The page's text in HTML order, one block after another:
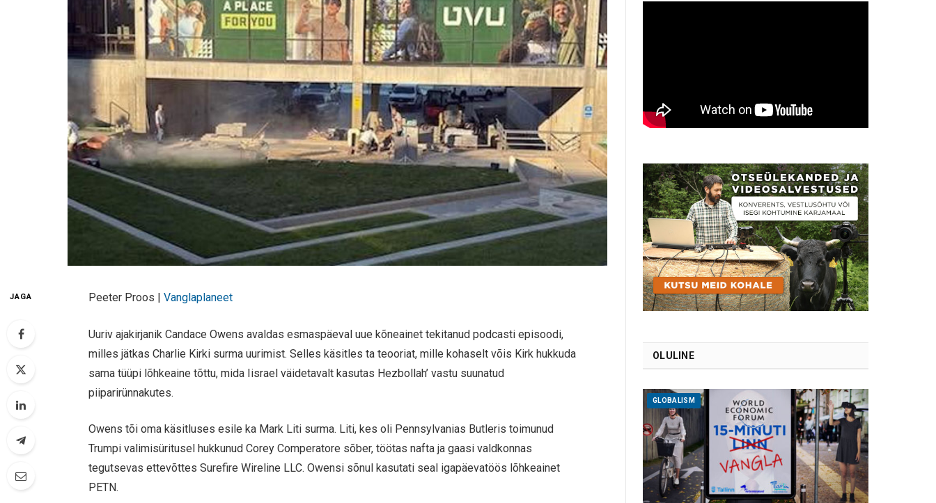
JAGA Peeter Proos |Vanglaplaneet
Uuriv ajakirjanik Candace Owens avaldas esmaspäeval uue kõneainet tekitanud podcasti episoodi,
milles jätkas Charlie Kirki surma uurimist. Selles käsitles ta teooriat, mille kohaselt võis Kirk hukkuda
sama tüüpi lõhkeaine tõttu, mida Iisrael väidetavalt kasutas Hezbollah’ vastu suunatud
piiparirünnakutes.
Owens tõi oma käsitluses esile ka Mark Liti surma. Liti, kes oli Pennsylvanias Butleris toimunud
Trumpi valimisüritusel hukkunud Corey Comperatore sõber, töötas nafta ja gaasi valdkonnas
tegutsevas ettevõttes Surefire Wireline LLC. Owensi sõnul kasutati seal igapäevatöös lõhkeainet
PETN.
OLULINE
GLOBALISM